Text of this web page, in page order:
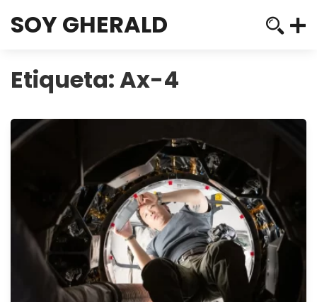
SOY GHERALD
Etiqueta:Ax-4